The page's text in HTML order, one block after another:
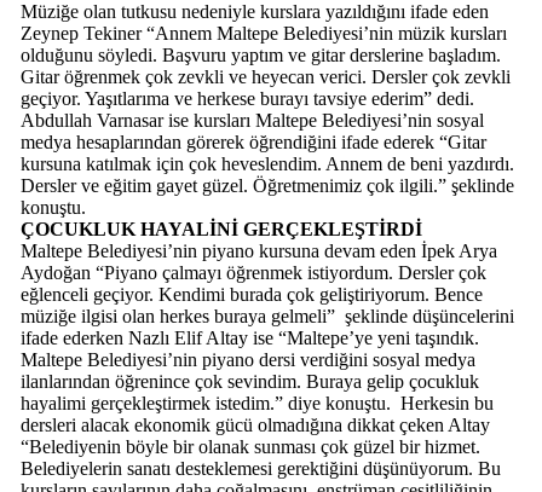
Müziğe olan tutkusu nedeniyle kurslara yazıldığını ifade eden
Zeynep Tekiner “Annem Maltepe Belediyesi’nin müzik kursları
olduğunu söyledi. Başvuru yaptım ve gitar derslerine başladım.
Gitar öğrenmek çok zevkli ve heyecan verici. Dersler çok zevkli
geçiyor. Yaşıtlarıma ve herkese burayı tavsiye ederim” dedi.
Abdullah Varnasar ise kursları Maltepe Belediyesi’nin sosyal
medya hesaplarından görerek öğrendiğini ifade ederek “Gitar
kursuna katılmak için çok heveslendim. Annem de beni yazdırdı.
Dersler ve eğitim gayet güzel. Öğretmenimiz çok ilgili.” şeklinde
konuştu.
ÇOCUKLUK HAYALİNİ GERÇEKLEŞTİRDİ
Maltepe Belediyesi’nin piyano kursuna devam eden İpek Arya
Aydoğan “Piyano çalmayı öğrenmek istiyordum. Dersler çok
eğlenceli geçiyor. Kendimi burada çok geliştiriyorum. Bence
müziğe ilgisi olan herkes buraya gelmeli” şeklinde düşüncelerini
ifade ederken Nazlı Elif Altay ise “Maltepe’ye yeni taşındık.
Maltepe Belediyesi’nin piyano dersi verdiğini sosyal medya
ilanlarından öğrenince çok sevindim. Buraya gelip çocukluk
hayalimi gerçekleştirmek istedim.” diye konuştu. Herkesin bu
dersleri alacak ekonomik gücü olmadığına dikkat çeken Altay
“Belediyenin böyle bir olanak sunması çok güzel bir hizmet.
Belediyelerin sanatı desteklemesi gerektiğini düşünüyorum. Bu